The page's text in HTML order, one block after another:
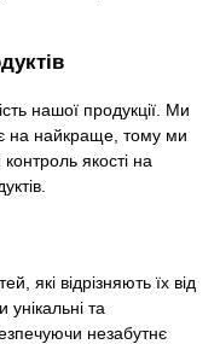
нашої продукції. Ми
на найкраще, тому ми
якості на
які відрізняють їх від
та
незабутнє